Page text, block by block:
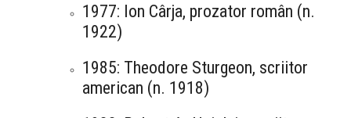
1977: Ion Cârja, prozator român (n.
1922)
1985: Theodore Sturgeon, scriitor
american (n. 1918)